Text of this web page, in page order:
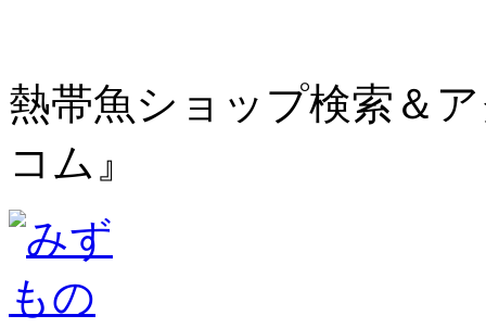
熱帯魚ショップ検索＆
コム』